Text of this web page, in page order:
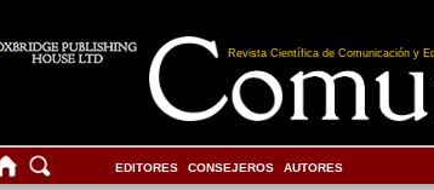
Revista Científica de Comunicación y
EDITORES CONSEJEROS AUTORES